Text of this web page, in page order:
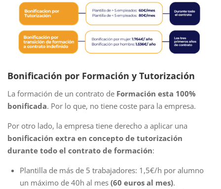
Bonificación por Formación y Tutorización
La formación de un contrato de Formación esta 100%
bonificada. Por lo que, no tiene coste para la empresa.
Por otro lado, la empresa tiene derecho a aplicar una
bonificación extra en concepto de tutorización
durante todo el contrato de formación:
Plantilla de más de 5 trabajadores: 1,5€/h por alumno
un máximo de 40h al mes (60 euros al mes).